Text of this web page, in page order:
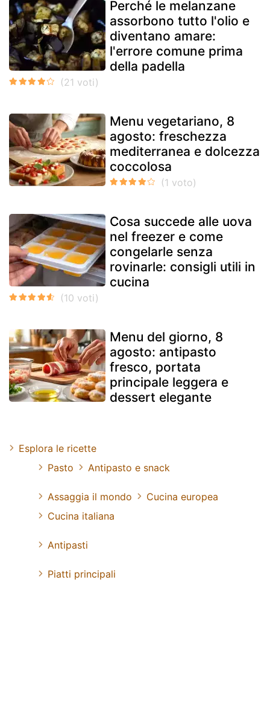
Perché le melanzane
assorbono tutto l'olio e
diventano amare:
l'errore comune prima
della padella
Menu vegetariano, 8
agosto: freschezza
mediterranea e dolcezza
coccolosa
Cosa succede alle uova
nel freezer e come
congelarle senza
rovinarle: consigli utili in
cucina
Menu del giorno, 8
agosto: antipasto
fresco, portata
principale leggera e
dessert elegante
Esplora le ricette
Pasto
Antipasto e snack
Assaggia il mondo
Cucina europea
Cucina italiana
Antipasti
Piatti principali